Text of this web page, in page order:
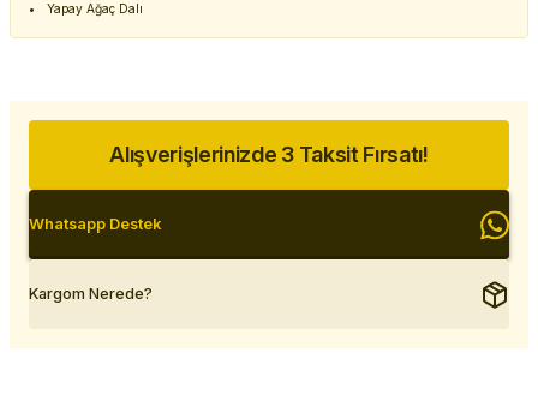
Yapay Ağaç Dalı
Alışverişlerinizde 3 Taksit Fırsatı!
Whatsapp Destek
Kargom Nerede?